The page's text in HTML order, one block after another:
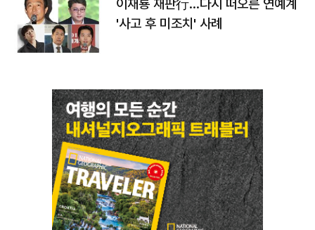
이재룡 재판行…다시 떠오른 연예계
'사고 후 미조치' 사례